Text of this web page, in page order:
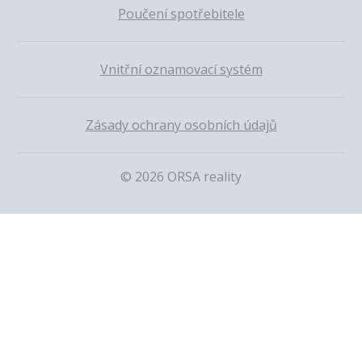
Poučení spotřebitele
Vnitřní oznamovací systém
Zásady ochrany osobních údajů
© 2026 ORSA reality